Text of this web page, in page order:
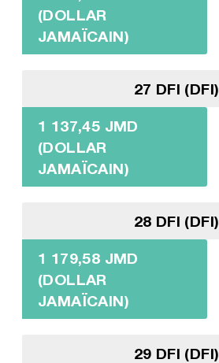
(DOLLAR
JAMAÏCAIN)
27 DFI (DFI)
1 137,45 JMD
(DOLLAR
JAMAÏCAIN)
28 DFI (DFI)
1 179,58 JMD
(DOLLAR
JAMAÏCAIN)
29 DFI (DFI)